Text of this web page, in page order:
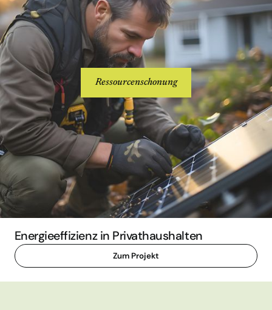
Ressourcenschonung
Energieeffizienz in Privathaushalten
Zum Projekt